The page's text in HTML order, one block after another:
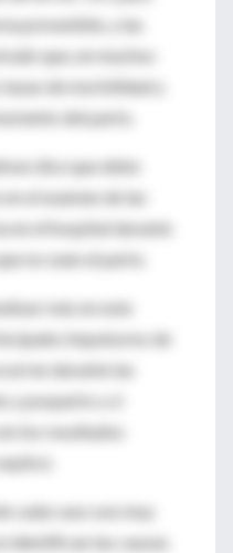
prevenible, y las
que, en muchos
de morbilidad y
del parto.
dice que debe
el examen de las
en el hospital durante
no sean el parto.
más en este
impulsores de
durante las
y posparto y si
los resultados
cada caso son muy
identifican las causas